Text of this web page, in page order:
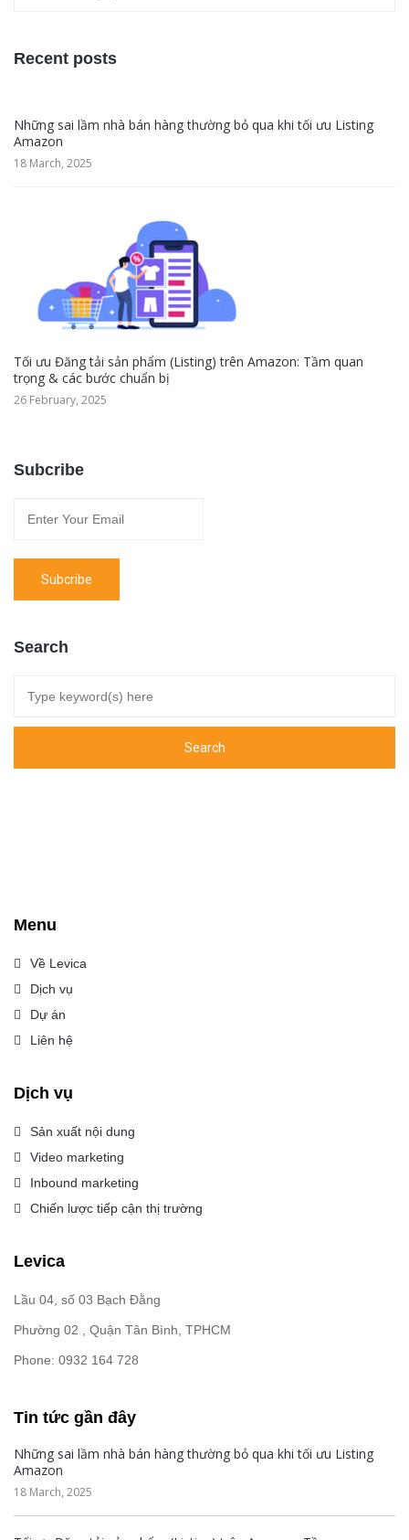
Recent posts
Những sai lầm nhà bán hàng thường bỏ qua khi tối ưu Listing
Amazon
18 March, 2025
Tối ưu Đăng tải sản phẩm (Listing) trên Amazon: Tầm quan
trọng & các bước chuẩn bị
26 February, 2025
Subcribe
Search
Menu
Về Levica
Dịch vụ
Dự án
Liên hệ
Dịch vụ
Sản xuất nội dung
Video marketing
Inbound marketing
Chiến lược tiếp cận thị trường
Levica
Lầu 04, số 03 Bạch Đằng
Phường 02 , Quận Tân Bình, TPHCM
Phone: 0932 164 728
Tin tức gần đây
Những sai lầm nhà bán hàng thường bỏ qua khi tối ưu Listing
Amazon
18 March, 2025